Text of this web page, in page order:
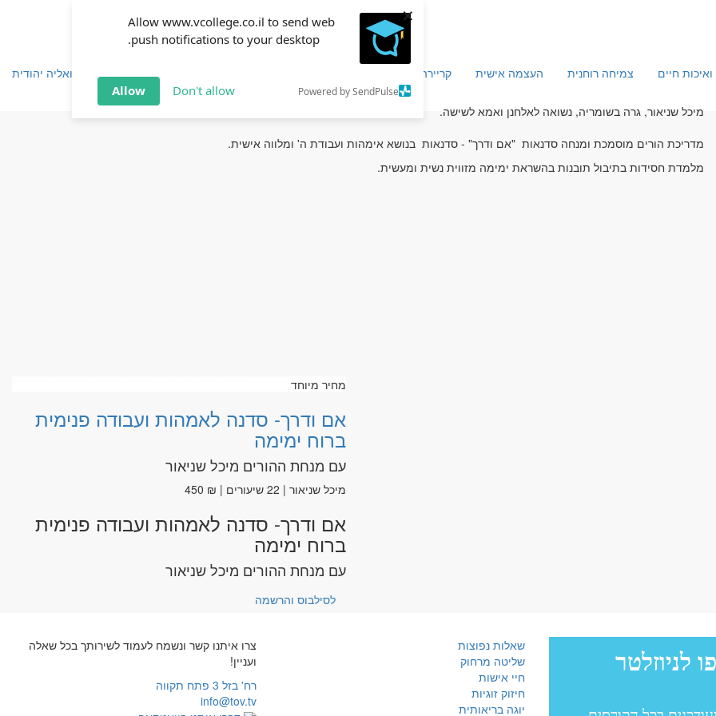
Allow www.vcollege.co.il to send web
push notifications to your desktop.
Powered by SendPulse
Don't allow
Allow
×
TOV אקטואליה יהודית שיטת ימימה קריירה וכלכלה העצמה אישית צמיחה רוחנית חיים
מיכל שניאור, גרה בשומריה, נשואה לאלחנן ואמא לשישה.
מדריכת הורים מוסמכת ומנחה סדנאות "אם ודרך" - סדנאות בנושא אימהות ועבודת ה' ומלווה אישית.
מלמדת חסידות בתיבול תובנות בהשראת ימימה מזווית נשית ומעשית.
מחיר מיוחד
אם ודרך- סדנה לאמהות ועבודה פנימית
ברוח ימימה
עם מנחת ההורים מיכל שניאור
מיכל שניאור | 22 שיעורים | ₪ 450
אם ודרך- סדנה לאמהות ועבודה פנימית
ברוח ימימה
עם מנחת ההורים מיכל שניאור
לסילבוס והרשמה
צרו איתנו קשר ונשמח לעמוד לשירותך בכל שאלה
ועניין!
רח' בזל 3 פתח תקווה
info@tov.tv
שאלות נפוצות
שליטה מרחוק
חיי אישות
חיזוק זוגיות
יוגה בריאותית